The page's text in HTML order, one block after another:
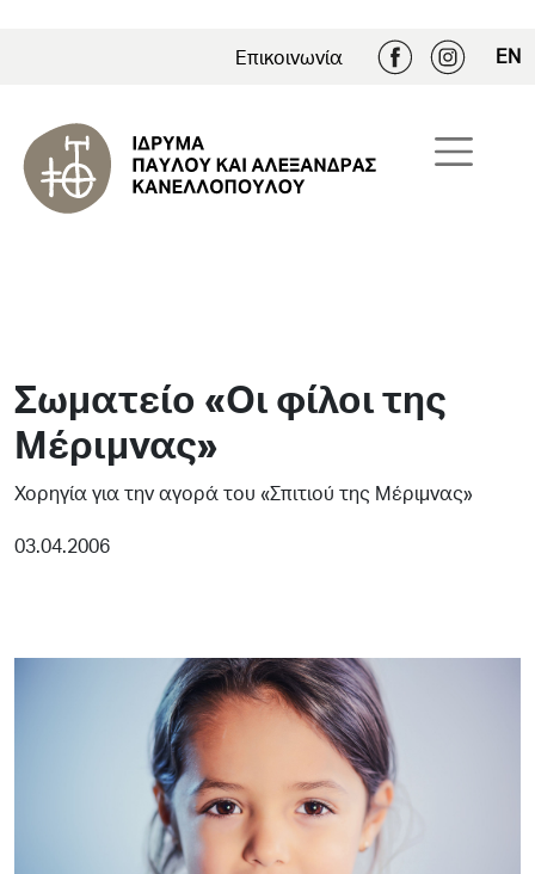
Επικοινωνία EN
Σωματείο «Οι φίλοι της
Μέριμνας»
Χορηγία για την αγορά του «Σπιτιού της Μέριμνας»
03.04.2006